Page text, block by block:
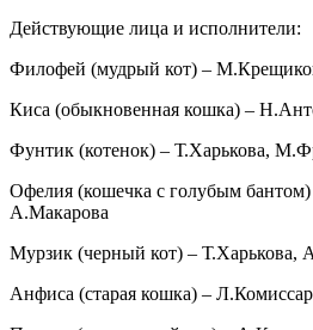
Действующие лица и исполнители:
Филофей (мудрый кот) –
Киса (обыкновенная кошка) –
Фунтик (котенок) – Т.Харькова,
Офелия (кошечка с голубым
А.Макарова
Мурзик (черный кот) – Т.Харькова,
Анфиса (старая кошка) –